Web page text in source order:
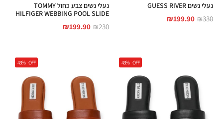
נעלי נשים GUESS RIVER
₪330
₪199.90
נעלי נשים צבע כחול TOMMY
HILFIGER WEBBING POOL SLIDE
₪230
₪199.90
43% OFF
43% OFF